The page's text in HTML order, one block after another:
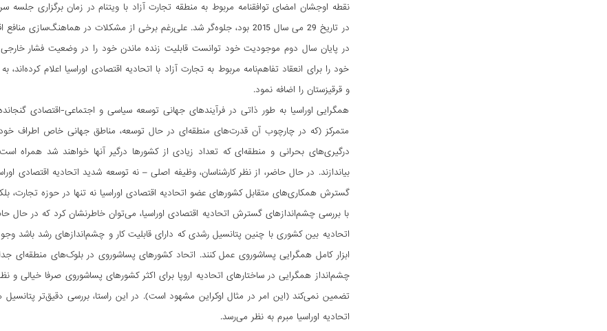
نقطه اوجشان امضای توافقنامه مربوط به منطقه تجارت آزاد با ویتنام در زمان برگزاری
در تاریخ 29 می سال 2015 بود، جلوه‌گر شد. علی‌رغم برخی از مشکلات در
خود را برای انعقاد تفاهم‌نامه مربوط به تجارت آزاد با اتحادیه اقتصادی اوراسیا اعلام
و قرقیزستان را اضافه نمود.
همگرایی اوراسیا به طور ذاتی در فرآیندهای جهانی توسعه سیاسی و اجتماعی-اقتصادی
متمرکز (که در چارچوب آن قدرت‌های منطقه‌ای در حال توسعه، مناطق جهانی خاص اطراف
درگیری‌های بحرانی و منطقه‌ای که تعداد زیادی از کشورها درگیر آنها خواهند شد همراه
بیاندازند. در حال حاضر، از نظر کارشناسان، وظیفه اصلی – نه توسعه شدید اتحادیه اقتصادی
گسترش همکاری‌های متقابل کشورهای عضو اتحادیه اقتصادی اوراسیا نه تنها در حوزه
با بررسی چشم‌اندازهای گسترش اتحادیه اقتصادی اوراسیا، می‌توان خاطرنشان کرد که در
اتحادیه بین کشوری با چنین پتانسیل رشدی که دارای قابلیت کار و چشم‌اندازهای رشد باشد
ابزار کامل همگرایی پساشوروی عمل کنند. اتحاد کشورهای پساشوروی در بلوک‌های منطقه‌ای
چشم‌انداز همگرایی در ساختارهای اتحادیه اروپا برای اکثر کشورهای پساشوروی صرفا خیالی و
تضمین نمی‌کند (این امر در مثال اوکراین مشهود است). در این راستا، بررسی دقیق‌تر
اتحادیه اوراسیا مبرم به نظر می‌رسد.